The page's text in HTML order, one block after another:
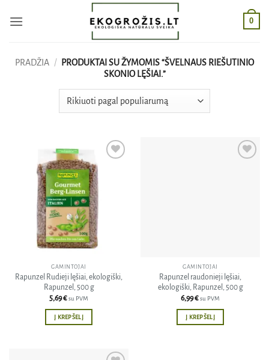
0
PRADŽIA /
PRODUKTAI SU ŽYMOMIS “ŠVELNAUS RIEŠUTINIO
SKONIO LĘŠIAI.”
GAMINTOJAI
Rapunzel Rudieji lęšiai, ekologiški,
Rapunzel, 500 g
5,69€su PVM
Į KREPŠELĮ
GAMINTOJAI
Rapunzel raudonieji lęšiai,
ekologiški, Rapunzel, 500 g
6,99€su PVM
Į KREPŠELĮ